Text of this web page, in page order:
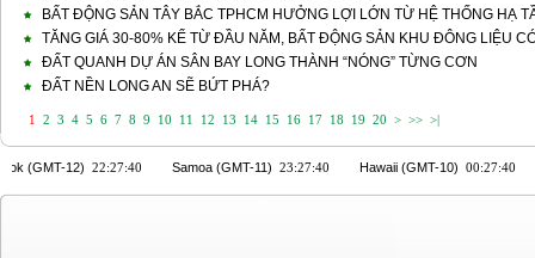
BẤT ĐỘNG SẢN TÂY BẮC TPHCM HƯỞNG LỢI LỚN TỪ HỆ THỐNG HẠ
TĂNG GIÁ 30-80% KỂ TỪ ĐẦU NĂM, BẤT ĐỘNG SẢN KHU ĐÔNG LIỆU
ĐẤT QUANH DỰ ÁN SÂN BAY LONG THÀNH “NÓNG” TỪNG CƠN
ĐẤT NỀN LONG AN SẼ BỨT PHÁ?
1 2 3 4 5 6 7 8 9 10 11 12 13 14 15 16 17 18 19 20 > >> >|